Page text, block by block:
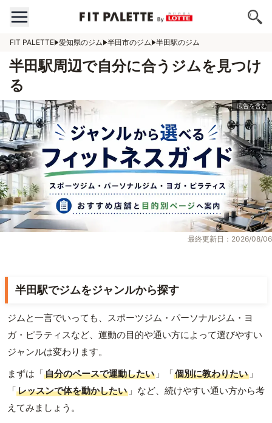
FIT PALETTE 愛知県のジム 半田市のジム 半田駅のジム
半田駅周辺で自分に合うジムを見つけ
る
最終更新日：2026/08/06
半田駅でジムをジャンルから探す
ジムと一言でいっても、スポーツジム・パーソナルジム・ヨ
ガ・ピラティスなど、運動の目的や通い方によって選びやすい
ジャンルは変わります。
まずは「自分のペースで運動したい 」「個別に教わりたい 」
「レッスンで体を動かしたい 」など、続けやすい通い方から考
えてみましょう。